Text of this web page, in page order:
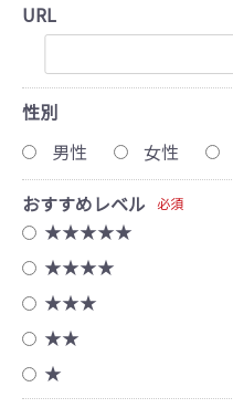
URL
性別
男性
女性
おすすめレベル
必須
★★★★★
★★★★
★★★
★★
★